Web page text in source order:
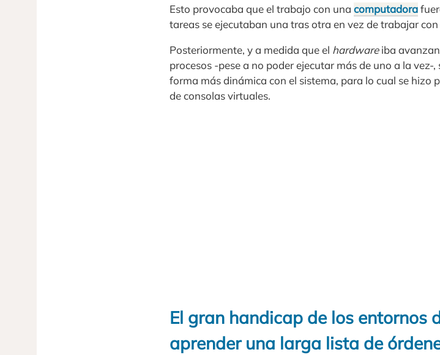
Esto provocaba que el trabajo con una computadora
tareas se ejecutaban una tras otra en vez de trabajar
Posteriormente, y a medida que el hardwareiba
procesos -pese a no poder ejecutar más de uno a la
forma más dinámica con el sistema, para lo cual se hizo
de consolas virtuales.
El gran handicap de los entornos
aprender una larga lista de